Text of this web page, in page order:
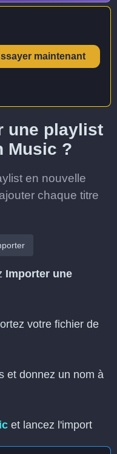
maintenant
une playlist
Music ?
en nouvelle
chaque titre
Importer une
votre fichier de
et donnez un nom à
et lancez l'import